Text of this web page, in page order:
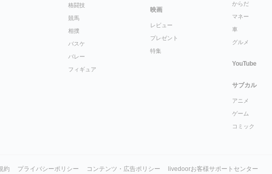
格闘技
競馬
相撲
バスケ
バレー
フィギュア
映画
レビュー
プレゼント
特集
からだ
マネー
車
グルメ
YouTube
サブカル
アニメ
ゲーム
コミック
約 プライバシーポリシー コンテンツ・広告ポリシー livedoorお客様サポートセンター